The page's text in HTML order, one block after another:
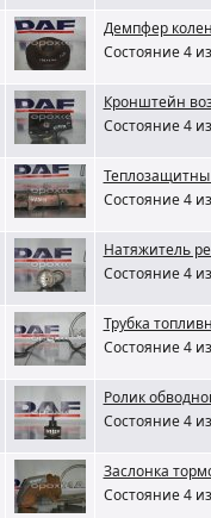
Демпфер
Состояние 4
Кронштейн
Состояние 4
Состояние 4
Натяжитель
Состояние 4
Трубка
Состояние 4
Ролик
Состояние 4
Заслонка
Состояние 4